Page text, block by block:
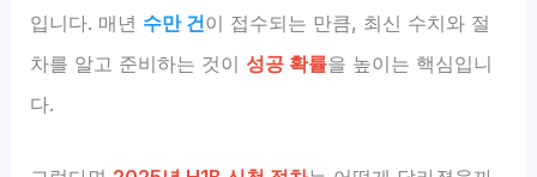
입니다. 매년 수만 건이 접수되는 만큼, 최신 수치와 절
차를 알고 준비하는 것이 성공 확률을 높이는 핵심입니
다.